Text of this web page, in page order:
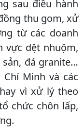
sau điều hành
thu gom, xử
từ các doanh
vực dệt nhuộm,
sản, đá granite…
Minh và các
vì xử lý theo
chức chôn lấp,